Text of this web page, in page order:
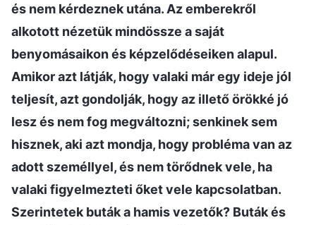
és nem kérdeznek utána. Az emberekről
alkotott nézetük mindössze a saját
benyomásaikon és képzelődéseiken alapul.
Amikor azt látják, hogy valaki már egy ideje jól
teljesít, azt gondolják, hogy az illető örökké jó
lesz és nem fog megváltozni; senkinek sem
hisznek, aki azt mondja, hogy probléma van az
adott személlyel, és nem törődnek vele, ha
valaki figyelmezteti őket vele kapcsolatban.
Szerintetek buták a hamis vezetők? Buták és